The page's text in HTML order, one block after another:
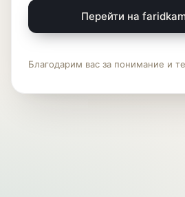
Перейти на
Благодарим вас за понимание и